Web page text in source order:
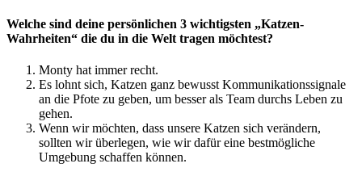
Welche sind deine persönlichen 3 wichtigsten „Katzen-
Wahrheiten“ die du in die Welt tragen möchtest?
Monty hat immer recht.
Es lohnt sich, Katzen ganz bewusst Kommunikationssignale
an die Pfote zu geben, um besser als Team durchs Leben zu
gehen.
Wenn wir möchten, dass unsere Katzen sich verändern,
sollten wir überlegen, wie wir dafür eine bestmögliche
Umgebung schaffen können.